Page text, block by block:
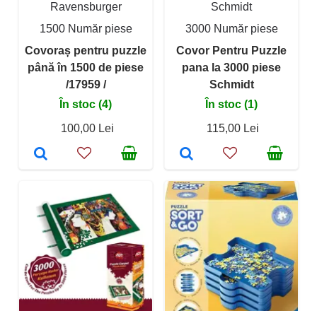
Ravensburger
1500 Număr piese
Covoraș pentru puzzle
până în 1500 de piese
/17959 /
În stoc (4)
100,00 Lei
Schmidt
3000 Număr piese
Covor Pentru Puzzle
pana la 3000 piese
Schmidt
În stoc (1)
115,00 Lei